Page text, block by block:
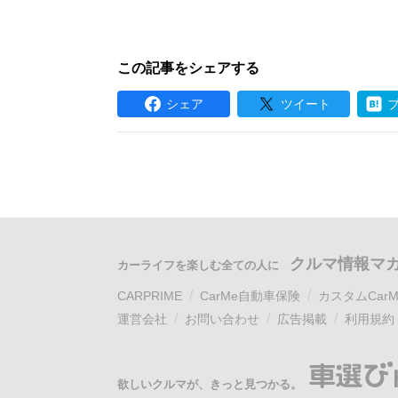
この記事をシェアする
シェア ツイート
カーライフを楽しむ全ての人に クルマ情報マ
CARPRIME CarMe自動車保険
カスタム
運営会社
お問い合わせ 広告掲載 利用規約
欲しいクルマが、きっと見つかる。